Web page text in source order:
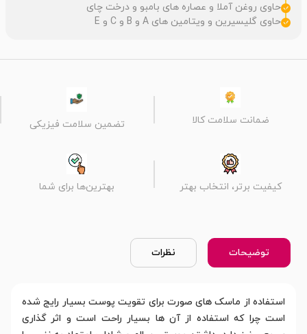
حاوی روغن آملا و عصاره های بامبو و درخت چای
حاوی گلیسیرین و ویتامین های A و B و C و E
ضمانت سلامت کالا تضمین سلامت فیزیکی
کیفیت برتر، انتخاب بهتر بهترین‌ها برای شما
توضیحات نظرات
استفاده از ماسک های صورت برای تقویت پوست بسیار رایج شده
است چرا که استفاده از آن ها بسیار راحت است و اثر گذاری